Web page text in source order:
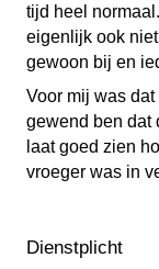
tijd heel
eigenlijk ook
gewoon bij en
Voor mij was
gewend ben dat
laat goed zien
vroeger was in
Dienstplicht